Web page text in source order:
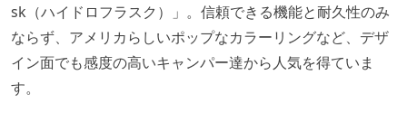
sk（ハイドロフラスク）」。信頼できる機能と耐久性のみ
ならず、アメリカらしいポップなカラーリングなど、デザ
イン面でも感度の高いキャンパー達から人気を得ていま
す。